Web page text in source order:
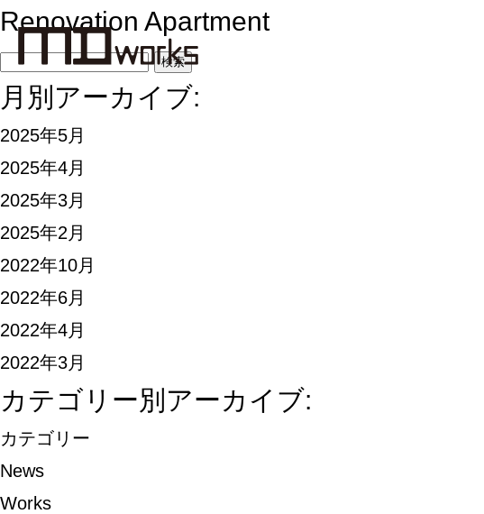
Renovation Apartment
月別アーカイブ:
2025年5月
2025年4月
2025年3月
2025年2月
2022年10月
2022年6月
2022年4月
2022年3月
カテゴリー別アーカイブ:
カテゴリー
News
Works